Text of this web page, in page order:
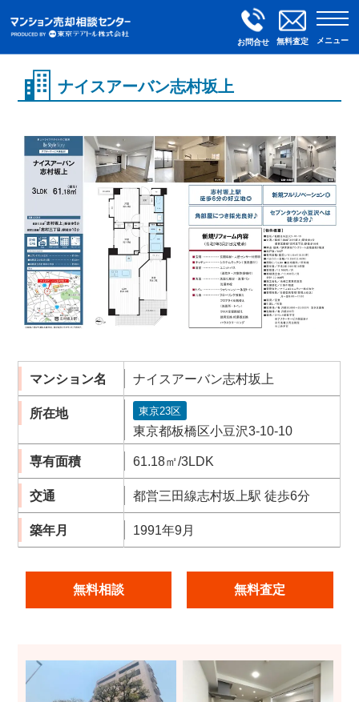
お問合せ 無料査定 メニュー
ナイスアーバン志村坂上
マンション名 ナイスアーバン志村坂上
所在地 東京23区
東京都板橋区小豆沢3-10-10
専有面積 61.18㎡/3LDK
交通 都営三田線志村坂上駅 徒歩6分
築年月 1991年9月
無料相談 無料査定